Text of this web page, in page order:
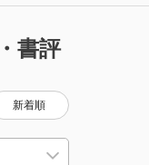
書評
新着順